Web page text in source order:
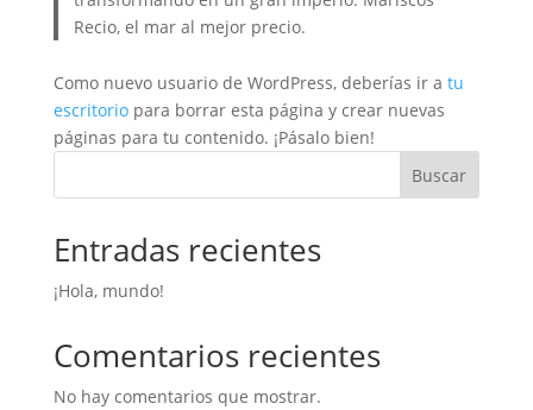
Recio, el mar al mejor precio.
Como nuevo usuario de WordPress, deberías ir a tu
escritoriopara borrar esta página y crear nuevas
páginas para tu contenido. ¡Pásalo bien!
Buscar
Entradas recientes
¡Hola, mundo!
Comentarios recientes
No hay comentarios que mostrar.